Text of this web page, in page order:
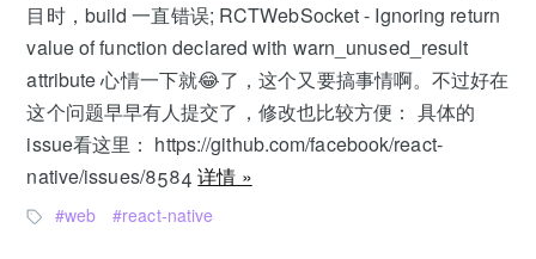
目时，build 一直错误; RCTWebSocket - Ignoring return
value of function declared with warn_unused_result
attribute 心情一下就😂了，这个又要搞事情啊。不过好在
这个问题早早有人提交了，修改也比较方便： 具体的
issue看这里： https://github.com/facebook/react-
native/issues/8584详情 »
web react-native